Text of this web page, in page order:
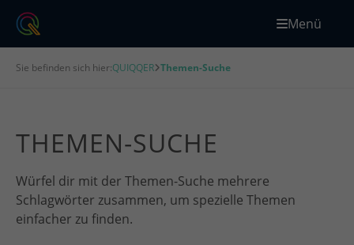
Menü
Sie befinden sich hier:QUIQQER Themen-Suche
THEMEN-SUCHE
Würfel dir mit der Themen-Suche mehrere
Schlagwörter zusammen, um spezielle Themen
einfacher zu finden.